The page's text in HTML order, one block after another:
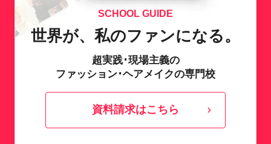
SCHOOL GUIDE
世界が、私のファンになる。
超実践･現場主義の
ファッション･ヘアメイクの専門校
資料請求はこちら